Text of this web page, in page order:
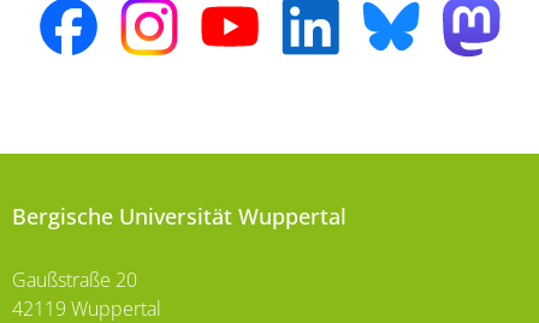
Bergische Universität Wuppertal
Gaußstraße 20
42119 Wuppertal